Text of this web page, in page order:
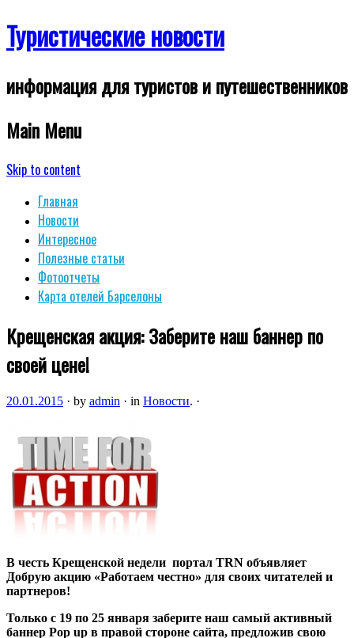
Туристические новости
информация для туристов и путешественников
Main Menu
Skip to content
Главная
Новости
Интересное
Полезные статьи
Фотоотчеты
Карта отелей Барселоны
Крещенская акция: Заберите наш баннер по
своей цене!
20.01.2015 · by admin · in Новости. ·
В честь Крещенской недели портал TRN объявляет
Добрую акцию «Работаем честно» для своих читателей и
партнеров!
Только с 19 по 25 января заберите наш самый активный
баннер Pop up в правой стороне сайта, предложив свою